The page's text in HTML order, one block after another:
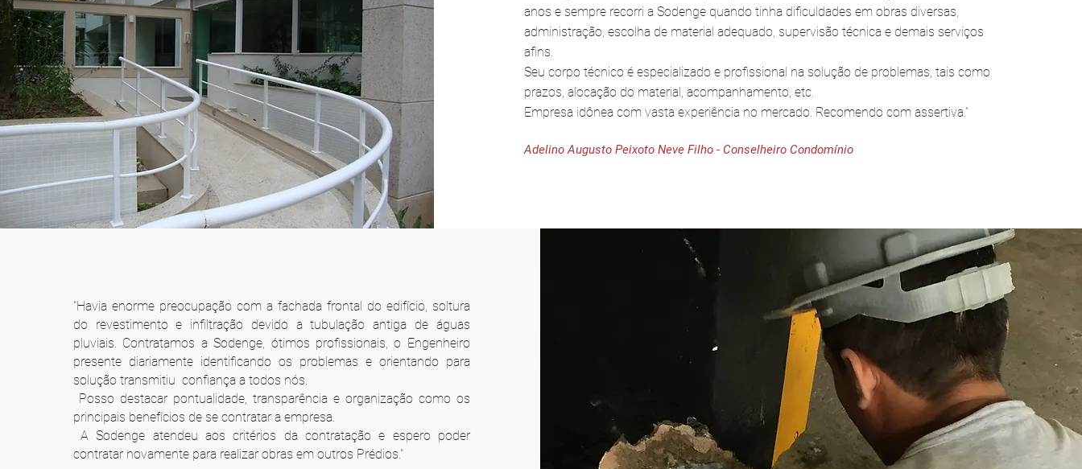
anos e sempre recorri a Sodenge quando tinha dificuldades em obras diversas,
administração, escolha de material adequado, supervisão técnica e demais serviços
afins.
Seu corpo técnico é especializado e profissional na solução de problemas, tais como
prazos, alocação do material, acompanhamento, etc.
Empresa idônea com vasta experiência no mercado. Recomendo com assertiva."
Adelino Augusto Peixoto Neve Filho - Conselheiro Condomínio
"Havia enorme preocupação com a fachada frontal do edifício, soltura
do revestimento e infiltração devido a tubulação antiga de águas
pluviais. Contratamos a Sodenge, ótimos profissionais, o Engenheiro
presente diariamente identificando os problemas e orientando para
solução transmitiu confiança a todos nós.
Posso destacar pontualidade, transparência e organização como os
principais benefícios de se contratar a empresa.
A Sodenge atendeu aos critérios da contratação e espero poder
contratar novamente para realizar obras em outros Prédios."